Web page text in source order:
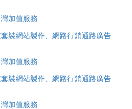
託旅行社銷售，全面優惠中....
加值服務
裝網站製作、網路行銷通路廣告
託旅行社銷售，全面優惠中....
加值服務
裝網站製作、網路行銷通路廣告
託旅行社銷售，全面優惠中....
加值服務